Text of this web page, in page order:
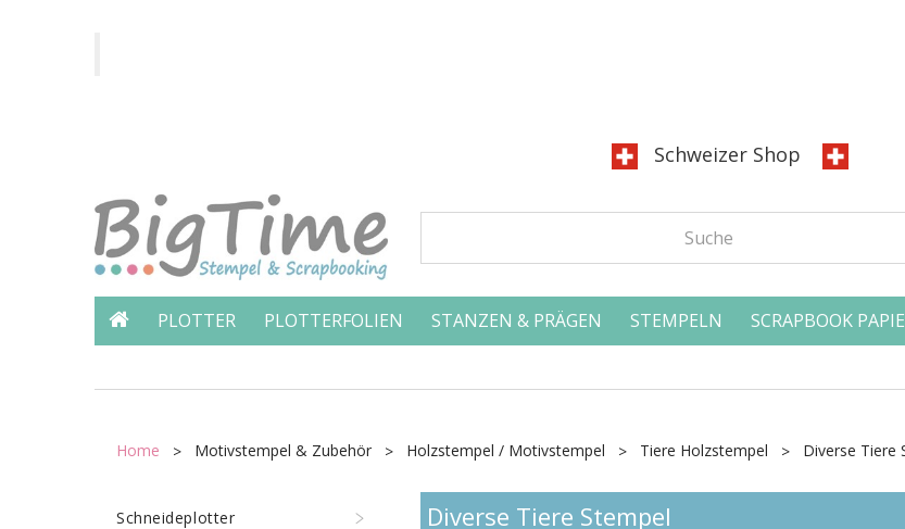
Schweizer Shop
PLOTTER PLOTTERFOLIEN STANZEN & PRÄGEN STEMPELN SCRAPBOOK
Home Motivstempel & Zubehör Holzstempel / Motivstempel Tiere Holzstempel Diverse Tiere
Diverse Tiere Stempel
Schneideplotter